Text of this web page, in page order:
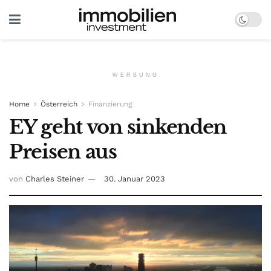
WERBUNG
Home Österreich Finanzierung
EY geht von sinkenden
Preisen aus
von Charles Steiner 30. Januar 2023